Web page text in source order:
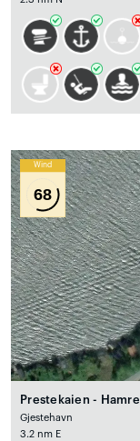
Wind
68
Prestekaien - Hamre
Gjestehavn
3.2 nm E